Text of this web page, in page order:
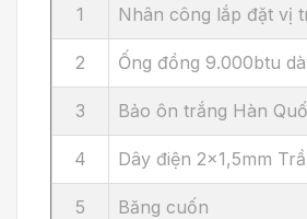
1 Nhân công lắp đặt vị
2 Ống đồng 9.000btu
3 Bảo ôn trắng Hàn
4 Dây điện 2x1,5mm
5 Băng cuốn